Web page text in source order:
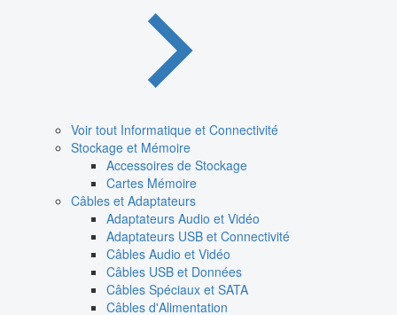
Voir tout Informatique et Connectivité
Stockage et Mémoire
Accessoires de Stockage
Cartes Mémoire
Câbles et Adaptateurs
Adaptateurs Audio et Vidéo
Adaptateurs USB et Connectivité
Câbles Audio et Vidéo
Câbles USB et Données
Câbles Spéciaux et SATA
Câbles d'Alimentation